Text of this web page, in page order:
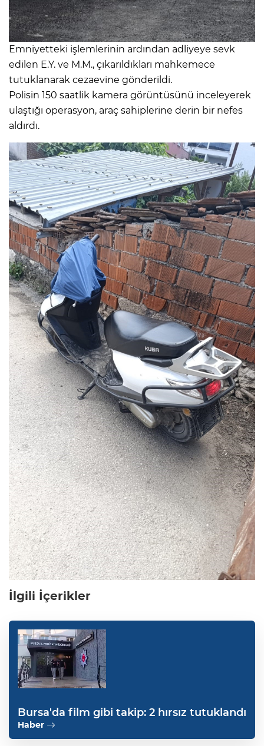
Emniyetteki işlemlerinin ardından adliyeye sevk
edilen E.Y. ve M.M., çıkarıldıkları mahkemece
tutuklanarak cezaevine gönderildi.
Polisin 150 saatlik kamera görüntüsünü inceleyerek
ulaştığı operasyon, araç sahiplerine derin bir nefes
aldırdı.
İlgili İçerikler
Bursa'da film gibi takip: 2 hırsız tutuklandı
Haber